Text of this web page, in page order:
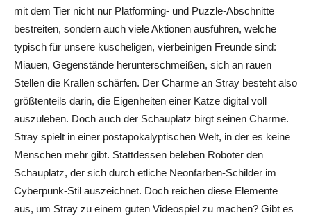
mit dem Tier nicht nur Platforming- und Puzzle-Abschnitte
bestreiten, sondern auch viele Aktionen ausführen, welche
typisch für unsere kuscheligen, vierbeinigen Freunde sind:
Miauen, Gegenstände herunterschmeißen, sich an rauen
Stellen die Krallen schärfen. Der Charme an Stray besteht also
größtenteils darin, die Eigenheiten einer Katze digital voll
auszuleben. Doch auch der Schauplatz birgt seinen Charme.
Stray spielt in einer postapokalyptischen Welt, in der es keine
Menschen mehr gibt. Stattdessen beleben Roboter den
Schauplatz, der sich durch etliche Neonfarben-Schilder im
Cyberpunk-Stil auszeichnet. Doch reichen diese Elemente
aus, um Stray zu einem guten Videospiel zu machen? Gibt es